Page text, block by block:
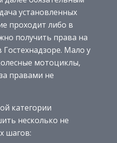
установленных
проходит либо в
получить права на
Мало у
мотоциклы,
правами не
категории
несколько не
шагов: